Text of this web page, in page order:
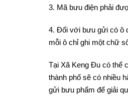
3. Mã bưu điện phải
4. Đối với bưu gửi có ô
mỗi ô chỉ ghi một chữ
Tại Xã Keng Đu có thể
thành phố sẽ có nhiều
gửi bưu phẩm để giải